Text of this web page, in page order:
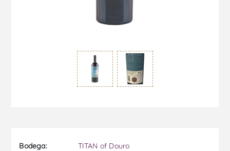
Bodega:
TITAN of Douro